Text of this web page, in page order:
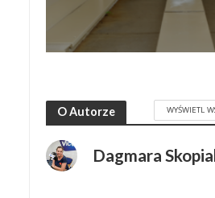
O Autorze WYŚWIETL
Dagmara